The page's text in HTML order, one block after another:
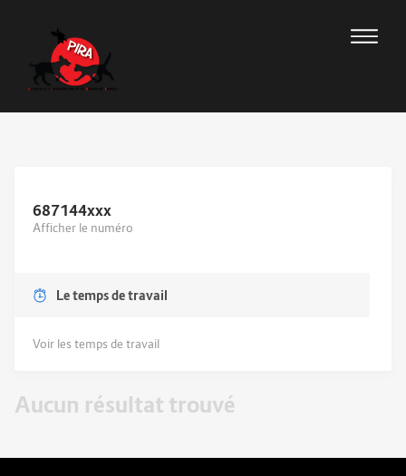
687144xxx
Afficher le numéro
Le temps de travail
Voir les temps de travail
Aucun résultat trouvé